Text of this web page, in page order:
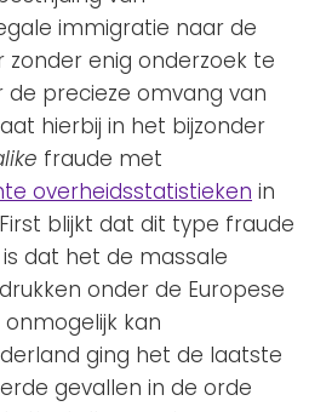
immigratie naar de
zonder enig onderzoek te
precieze omvang van
hierbij in het bijzonder
fraude met
overheidsstatistieken in
blijkt dat dit type fraude
dat het de massale
onder de Europese
kan
ging het de laatste
gevallen in de orde